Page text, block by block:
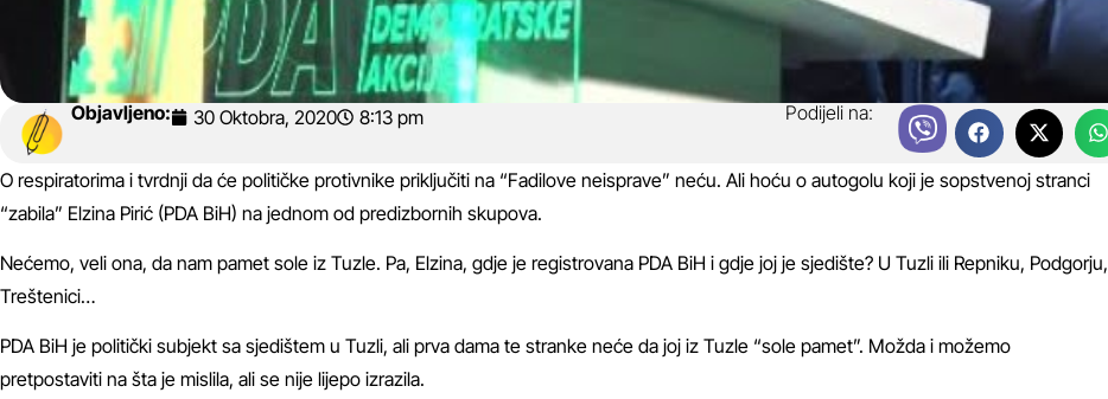
Objavljeno: 30 Oktobra, 2020 8:13 pm Podijeli na:
O respiratorima i tvrdnji da će političke protivnike priključiti na “Fadilove neisprave” neću. Ali hoću o autogolu koji je sopstvenoj stranci
“zabila” Elzina Pirić (PDA BiH) na jednom od predizbornih skupova.
Nećemo, veli ona, da nam pamet sole iz Tuzle. Pa, Elzina, gdje je registrovana PDA BiH i gdje joj je sjedište? U Tuzli ili Repniku, Podgorju,
Treštenici…
PDA BiH je politički subjekt sa sjedištem u Tuzli, ali prva dama te stranke neće da joj iz Tuzle “sole pamet”. Možda i možemo
pretpostaviti na šta je mislila, ali se nije lijepo izrazila.